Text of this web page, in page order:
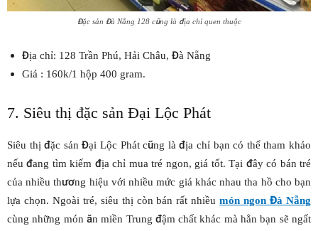
Đặc sản Đà Nẵng 128 cũng là địa chỉ quen thuộc
Địa chỉ: 128 Trần Phú, Hải Châu, Đà Nẵng
Giá : 160k/1 hộp 400 gram.
7. Siêu thị đặc sản Đại Lộc Phát
Siêu thị đặc sản Đại Lộc Phát cũng là địa chỉ bạn có thể tham khảo
nếu đang tìm kiếm địa chỉ mua tré ngon, giá tốt. Tại đây có bán tré
của nhiều thương hiệu với nhiều mức giá khác nhau tha hồ cho bạn
lựa chọn. Ngoài tré, siêu thị còn bán rất nhiềumón ngon Đà Nẵng
cùng những món ăn miền Trung đậm chất khác mà hẳn bạn sẽ ngất